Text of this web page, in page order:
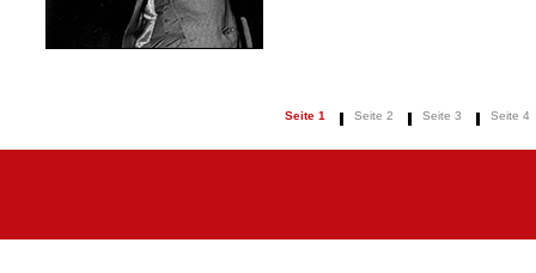
Seite 1 Seite 2 Seite 3 Seite 4